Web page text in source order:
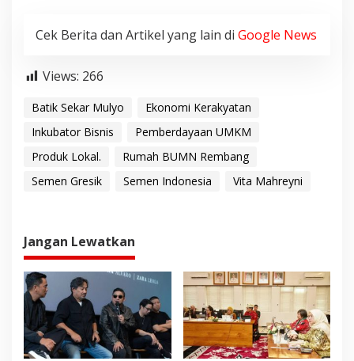
Cek Berita dan Artikel yang lain di Google News
Views: 266
Batik Sekar Mulyo
Ekonomi Kerakyatan
Inkubator Bisnis
Pemberdayaan UMKM
Produk Lokal.
Rumah BUMN Rembang
Semen Gresik
Semen Indonesia Vita Mahreyni
Jangan Lewatkan